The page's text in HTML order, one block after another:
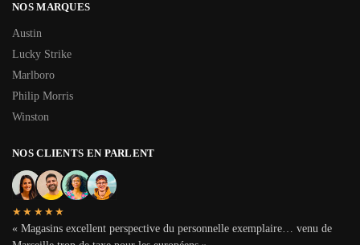
NOS MARQUES
Austin
Lucky Strike
Marlboro
Philip Morris
Winston
NOS CLIENTS EN PARLENT
★★★★★
« Magasins excellent perspective du personnelle exemplaire… venu de